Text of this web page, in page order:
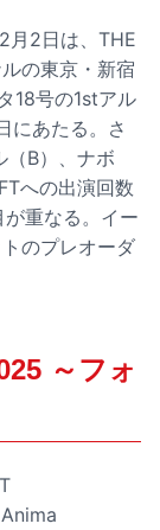
月2日は、THE
の東京・新宿
18号の1stアル
にあたる。さ
（B）、ナボ
への出演回数
重なる。イー
のプレオーダ
～フォ